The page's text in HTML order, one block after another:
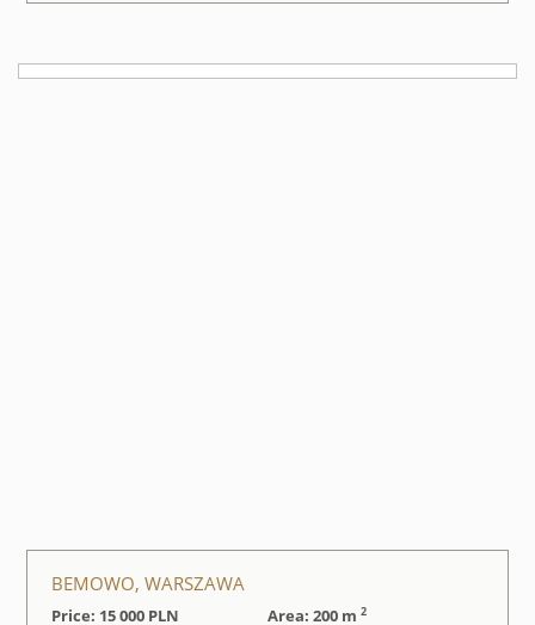
BEMOWO, WARSZAWA
Price: 15 000 PLN Area: 200 m 2